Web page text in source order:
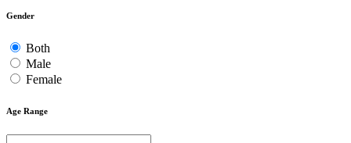
Gender
Both
Male
Female
Age Range